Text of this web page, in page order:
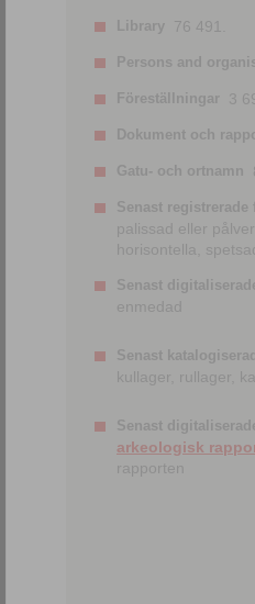
Library 76 491.
Persons and
Föreställningar 3
Dokument och
Gatu- och ortnamn
Senast registrerade
palissad eller
horisontella,
Senast
enmedad
Senast
kullager, rullager,
Senast
arkeologisk
rapporten